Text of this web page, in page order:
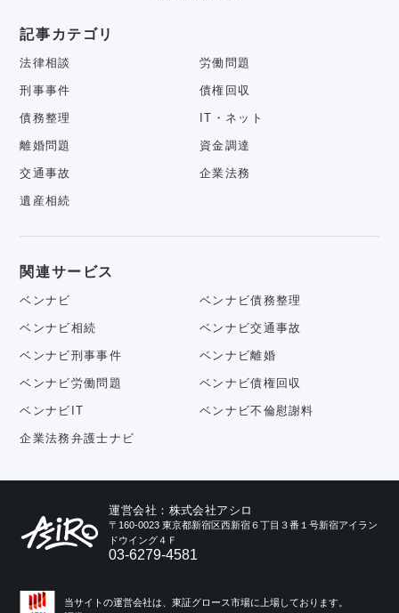
記事カテゴリ
法律相談 労働問題
刑事事件 債権回収
債務整理 IT・ネット
離婚問題 資金調達
交通事故 企業法務
遺産相続
関連サービス
ベンナビ ベンナビ債務整理
ベンナビ相続 ベンナビ交通事故
ベンナビ刑事事件 ベンナビ離婚
ベンナビ労働問題 ベンナビ債権回収
ベンナビIT ベンナビ不倫慰謝料
企業法務弁護士ナビ
運営会社：株式会社アシロ
〒160-0023 東京都新宿区西新宿６丁目３番１号新宿アイラン
ドウイング４Ｆ
03-6279-4581
当サイトの運営会社は、東証グロース市場に上場しております。